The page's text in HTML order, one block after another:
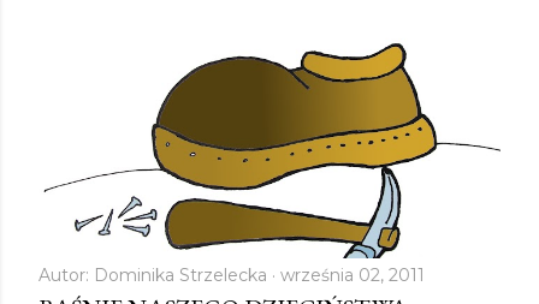
Autor: Dominika Strzelecka września 02, 2011